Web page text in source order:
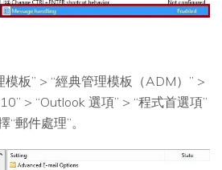
模板” > “經典管理模板（ADM）” >
> “Outlook 選項” > “程式首選項”
郵件處理”。